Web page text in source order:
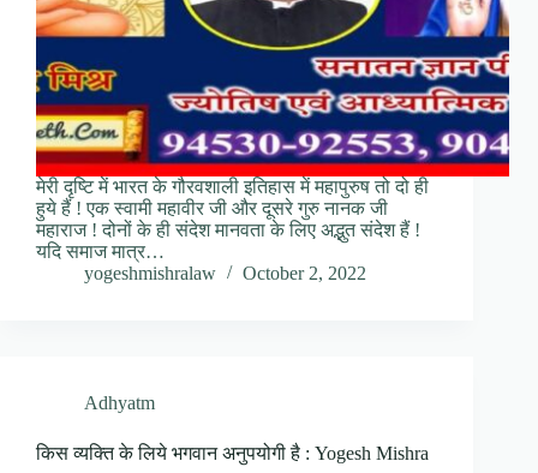
मेरी दृष्टि में भारत के गौरवशाली इतिहास में महापुरुष तो दो ही
हुये हैं ! एक स्वामी महावीर जी और दूसरे गुरु नानक जी
महाराज ! दोनों के ही संदेश मानवता के लिए अद्भुत संदेश हैं !
यदि समाज मात्र…
yogeshmishralaw
October 2, 2022
Adhyatm
किस व्यक्ति के लिये भगवान अनुपयोगी है : Yogesh Mishra